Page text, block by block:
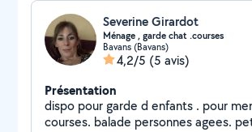
Severine Girardot
Ménage , garde chat .courses
Bavans (Bavans)
4,2/5 (5 avis)
Présentation
dispo pour garde d enfants . pour
courses. balade personnes agees.